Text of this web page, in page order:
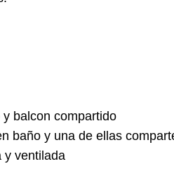
balcon compartido
baño y una de ellas
ventilada